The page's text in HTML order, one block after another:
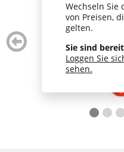
Wechseln Sie
von Preisen,
gelten.
Sie sind
Loggen Sie
sehen.
zurück
blättern